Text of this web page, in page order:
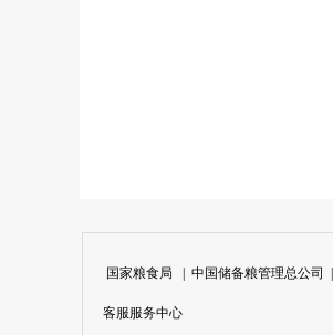
国家粮食局 中国储备粮管理总公司
客服服务中心